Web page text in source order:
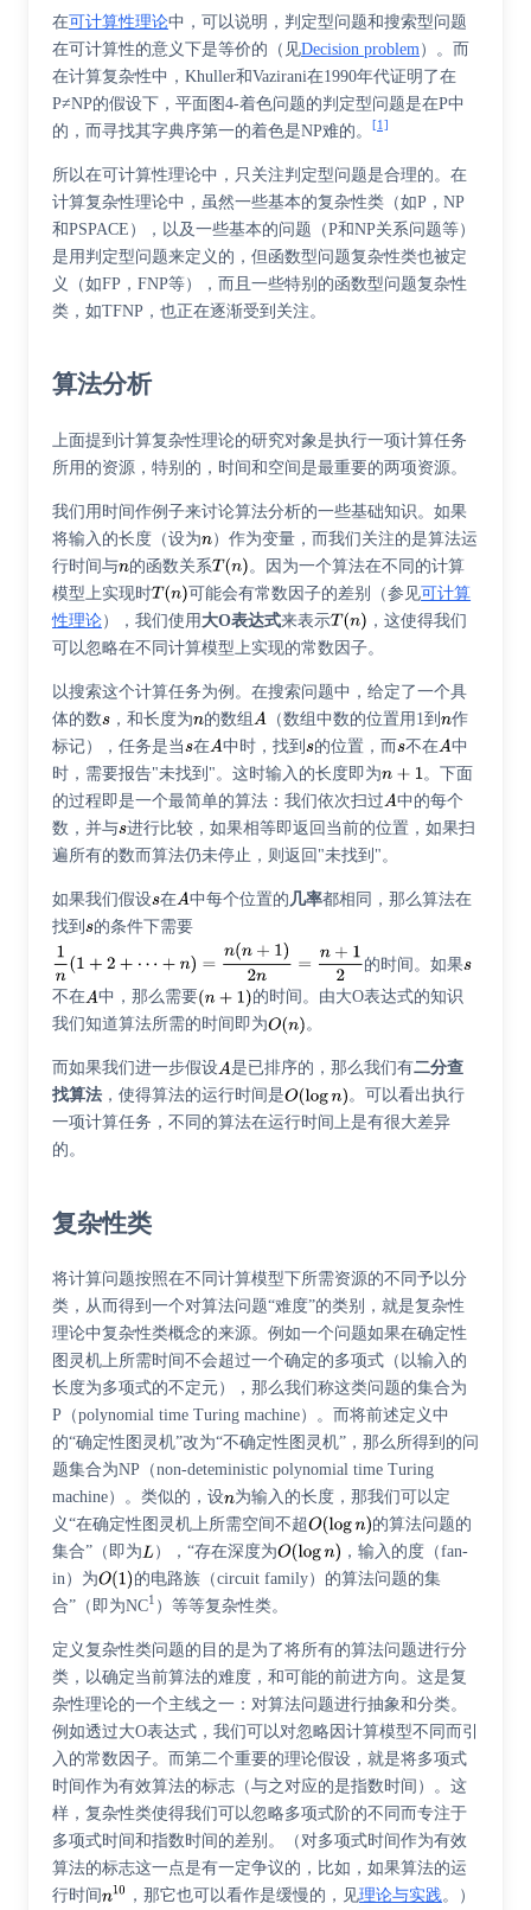
在可计算性理论中，可以说明，判定型问题和搜索型问题
在可计算性的意义下是等价的（见Decision problem ）。而
在计算复杂性中，Khuller和Vazirani在1990年代证明了在
P≠NP的假设下，平面图4-着色问题的判定型问题是在P中
的，而寻找其字典序第一的着色是NP难的。
[1]
所以在可计算性理论中，只关注判定型问题是合理的。在
计算复杂性理论中，虽然一些基本的复杂性类（如P，NP
和PSPACE），以及一些基本的问题（P和NP关系问题等）
是用判定型问题来定义的，但函数型问题复杂性类也被定
义（如FP，FNP等），而且一些特别的函数型问题复杂性
类，如TFNP，也正在逐渐受到关注。
算法分析
上面提到计算复杂性理论的研究对象是执行一项计算任务
所用的资源，特别的，时间和空间是最重要的两项资源。
我们用时间作例子来讨论算法分析的一些基础知识。如果
将输入的长度（设为
）作为变量，而我们关注的是算法运
行时间与 的函数关系
。因为一个算法在不同的计算
模型上实现时
可能会有常数因子的差别（参见可计算
性理论），我们使用 大O表达式来表示
，这使得我们
可以忽略在不同计算模型上实现的常数因子。
以搜索这个计算任务为例。在搜索问题中，给定了一个具
体的数
，和长度为 的数组 （数组中数的位置用1到 作
标记），任务是当 在 中时，找到 的位置，而 不在
中
时，需要报告"未找到"。这时输入的长度即为
。下面
的过程即是一个最简单的算法：我们依次扫过
中的每个
数，并与 进行比较，如果相等即返回当前的位置，如果扫
遍所有的数而算法仍未停止，则返回"未找到"。
如果我们假设 在 中每个位置的 几率都相同，那么算法在
找到
的条件下需要
的时间。如果
不在
中，那么需要
的时间。由大O表达式的知识
我们知道算法所需的时间即为
。
而如果我们进一步假设 是已排序的，那么我们有二分查
找算法 ，使得算法的运行时间是
。可以看出执行
一项计算任务，不同的算法在运行时间上是有很大差异
的。
复杂性类
将计算问题按照在不同计算模型下所需资源的不同予以分
类，从而得到一个对算法问题“难度”的类别，就是复杂性
理论中复杂性类概念的来源。例如一个问题如果在确定性
图灵机上所需时间不会超过一个确定的多项式（以输入的
长度为多项式的不定元），那么我们称这类问题的集合为
P（polynomial time Turing machine）。而将前述定义中
的“确定性图灵机”改为“不确定性图灵机”，那么所得到的问
题集合为NP（non-deteministic polynomial time Turing
machine）。类似的，设 为输入的长度，那我们可以定
义“在确定性图灵机上所需空间不超
的算法问题的
集合”（即为
），“存在深度为
，输入的度（fan-
in）为
的电路族（circuit family）的算法问题的集
合”（即为NC1 ）等等复杂性类。
定义复杂性类问题的目的是为了将所有的算法问题进行分
类，以确定当前算法的难度，和可能的前进方向。这是复
杂性理论的一个主线之一：对算法问题进行抽象和分类。
例如透过大O表达式，我们可以对忽略因计算模型不同而引
入的常数因子。而第二个重要的理论假设，就是将多项式
时间作为有效算法的标志（与之对应的是指数时间）。这
样，复杂性类使得我们可以忽略多项式阶的不同而专注于
多项式时间和指数时间的差别。（对多项式时间作为有效
算法的标志这一点是有一定争议的，比如，如果算法的运
行时间
，那它也可以看作是缓慢的，见理论与实践。）